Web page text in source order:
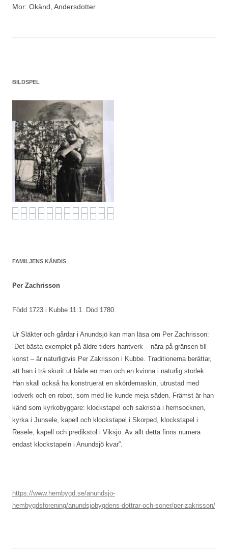
Mor: Okänd, Andersdotter
BILDSPEL
FAMILJENS KÄNDIS
Per Zachrisson
Född 1723 i Kubbe 11:1. Död 1780.
Ur Släkter och gårdar i Anundsjö kan man läsa om Per Zachrisson:
”Det bästa exemplet på äldre tiders hantverk – nära på gränsen till
konst – är naturligtvis Per Zakrisson i Kubbe. Traditionerna berättar,
att han i trä skurit ut både en man och en kvinna i naturlig storlek.
Han skall också ha konstruerat en skördemaskin, utrustad med
lodverk och en robot, som med lie kunde meja säden. Främst är han
känd som kyrkobyggare: klockstapel och sakristia i hemsocknen,
kyrka i Junsele, kapell och klockstapel i Skorped, klockstapel i
Resele, kapell och predikstol i Viksjö. Av allt detta finns numera
endast klockstapeln i Anundsjö kvar”.
https://www.hembygd.se/anundsjo-
hembygdsforening/anundsjobygdens-dottrar-och-soner/per-zakrisson/